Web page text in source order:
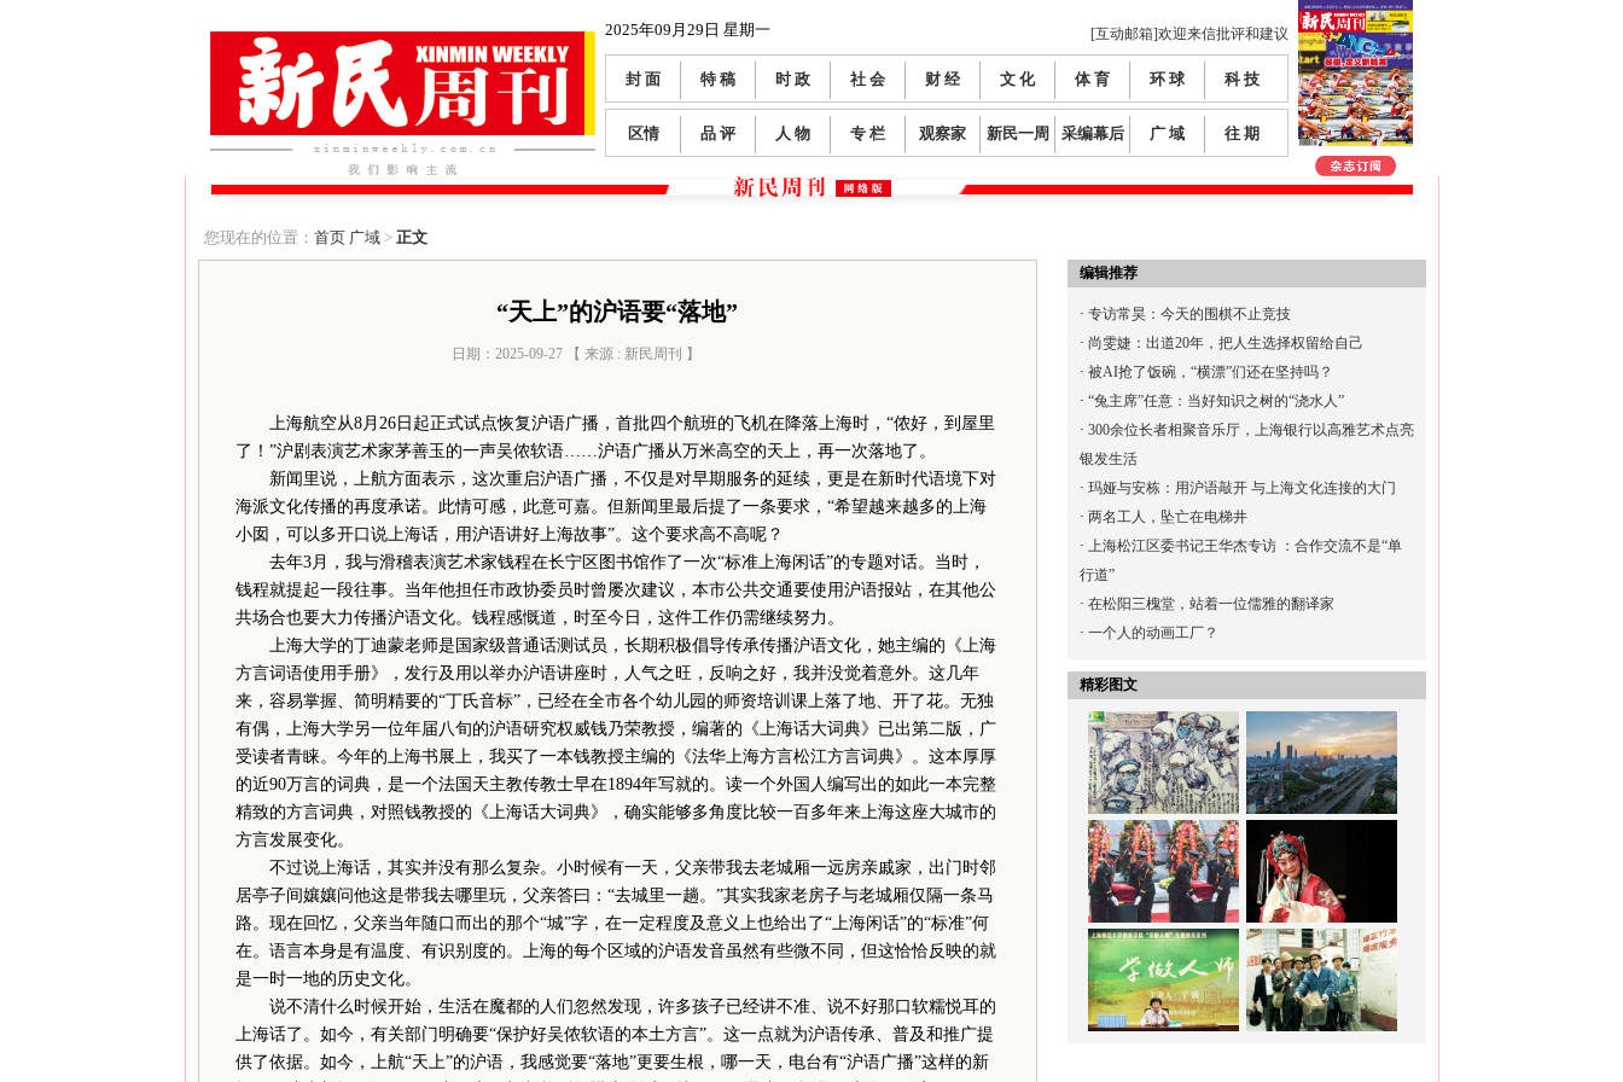
2025年09月29日 星期一 [互动邮箱]欢迎来信批评和建议
封 面 特 稿 时 政 社 会 财 经 文 化 体 育 环 球 科 技
区情 品 评 人 物 专 栏 观察家 新民一周 采编幕后 广 域 往 期
您现在的位置： 首页 广域> 正文
“天上”的沪语要“落地”
日期：2025-09-27 【 来源 : 新民周刊 】
上海航空从8月26日起正式试点恢复沪语广播，首批四个航班的飞机在降落上海时，“侬好，到屋里
了！”沪剧表演艺术家茅善玉的一声吴侬软语……沪语广播从万米高空的天上，再一次落地了。
新闻里说，上航方面表示，这次重启沪语广播，不仅是对早期服务的延续，更是在新时代语境下对
海派文化传播的再度承诺。此情可感，此意可嘉。但新闻里最后提了一条要求，“希望越来越多的上海
小囡，可以多开口说上海话，用沪语讲好上海故事”。这个要求高不高呢？
去年3月，我与滑稽表演艺术家钱程在长宁区图书馆作了一次“标准上海闲话”的专题对话。当时，
钱程就提起一段往事。当年他担任市政协委员时曾屡次建议，本市公共交通要使用沪语报站，在其他公
共场合也要大力传播沪语文化。钱程感慨道，时至今日，这件工作仍需继续努力。
上海大学的丁迪蒙老师是国家级普通话测试员，长期积极倡导传承传播沪语文化，她主编的《上海
方言词语使用手册》，发行及用以举办沪语讲座时，人气之旺，反响之好，我并没觉着意外。这几年
来，容易掌握、简明精要的“丁氏音标”，已经在全市各个幼儿园的师资培训课上落了地、开了花。无独
有偶，上海大学另一位年届八旬的沪语研究权威钱乃荣教授，编著的《上海话大词典》已出第二版，广
受读者青睐。今年的上海书展上，我买了一本钱教授主编的《法华上海方言松江方言词典》。这本厚厚
的近90万言的词典，是一个法国天主教传教士早在1894年写就的。读一个外国人编写出的如此一本完整
精致的方言词典，对照钱教授的《上海话大词典》，确实能够多角度比较一百多年来上海这座大城市的
方言发展变化。
不过说上海话，其实并没有那么复杂。小时候有一天，父亲带我去老城厢一远房亲戚家，出门时邻
居亭子间孃孃问他这是带我去哪里玩，父亲答曰：“去城里一趟。”其实我家老房子与老城厢仅隔一条马
路。现在回忆，父亲当年随口而出的那个“城”字，在一定程度及意义上也给出了“上海闲话”的“标准”何
在。语言本身是有温度、有识别度的。上海的每个区域的沪语发音虽然有些微不同，但这恰恰反映的就
是一时一地的历史文化。
说不清什么时候开始，生活在魔都的人们忽然发现，许多孩子已经讲不准、说不好那口软糯悦耳的
上海话了。如今，有关部门明确要“保护好吴侬软语的本土方言”。这一点就为沪语传承、普及和推广提
供了依据。如今，上航“天上”的沪语，我感觉要“落地”更要生根，哪一天，电台有“沪语广播”这样的新
编辑推荐
· 专访常昊：今天的围棋不止竞技
· 尚雯婕：出道20年，把人生选择权留给自己
· 被AI抢了饭碗，“横漂”们还在坚持吗？
· “兔主席”任意：当好知识之树的“浇水人”
· 300余位长者相聚音乐厅，上海银行以高雅艺术点亮
银发生活
· 玛娅与安栋：用沪语敲开 与上海文化连接的大门
· 两名工人，坠亡在电梯井
· 上海松江区委书记王华杰专访 ：合作交流不是“单
行道”
· 在松阳三槐堂，站着一位儒雅的翻译家
· 一个人的动画工厂？
精彩图文